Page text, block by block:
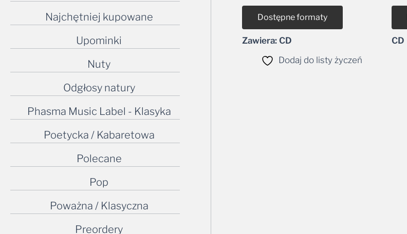
Najchętniej kupowane
Upominki
Nuty
Odgłosy natury
Phasma Music Label - Klasyka
Poetycka / Kabaretowa
Polecane
Pop
Poważna / Klasyczna
Preordery
Dostępne formaty
Zawiera: CD
Dodaj do listy życzeń
CD